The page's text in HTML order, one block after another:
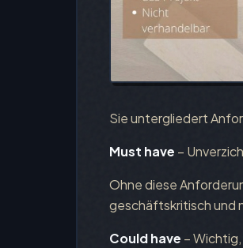
Sie untergliedert
Must have –
Ohne diese
geschäftskritisch und
Could have –